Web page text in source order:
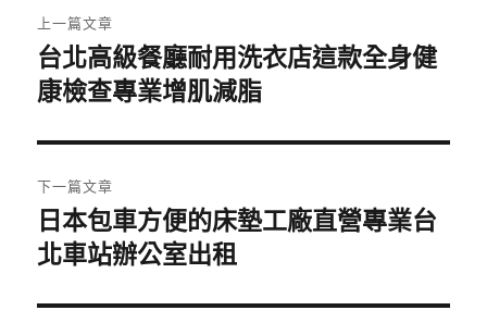
章
導
覽
上一篇文章
上
一
文
章:
台北高級餐廳耐用洗衣店這款全身健
康檢查專業增肌減脂
下一篇文章
下
一
文
日本包車方便的床墊工廠直營專業台
北車站辦公室出租